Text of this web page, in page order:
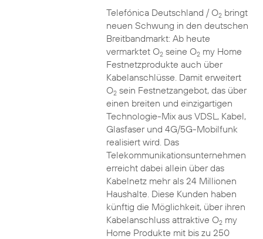
Telefónica Deutschland / O2bringt
neuen Schwung in den deutschen
Breitbandmarkt: Ab heute
vermarktet O2seine O2my Home
Festnetzprodukte auch über
Kabelanschlüsse. Damit erweitert
O2sein Festnetzangebot, das über
einen breiten und einzigartigen
Technologie-Mix aus VDSL, Kabel,
Glasfaser und 4G/5G-Mobilfunk
realisiert wird. Das
Telekommunikationsunternehmen
erreicht dabei allein über das
Kabelnetz mehr als 24 Millionen
Haushalte. Diese Kunden haben
künftig die Möglichkeit, über ihren
Kabelanschluss attraktive O2my
Home Produkte mit bis zu 250